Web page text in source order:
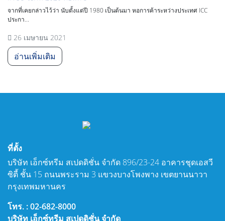
จากที่เคยกล่าวไว้ว่า นับตั้งแต่ปี 1980 เป็นต้นมา หอการค้าระหว่างประเทศ ICC
ประกา...
26 เมษายน 2021
อ่านเพิ่มเติม
ที่ตั้ง
บริษัท เอ็กซ์ทรีม สเปดดิชั่น จำกัด 896/23-24 อาคารชุดเอสวี
ซิตี้ ชั้น 15 ถนนพระราม 3 แขวงบางโพงพาง เขตยานนาวา
กรุงเทพมหานคร
โทร. : 02-682-8000
บริษัท เอ็กซ์ทรีม สเปดดิชั่น จำกัด